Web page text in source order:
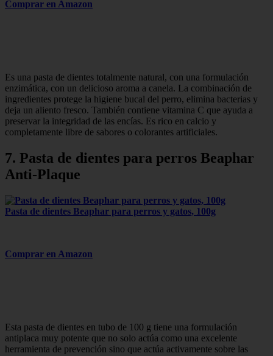
Comprar en Amazon
Es una pasta de dientes totalmente natural, con una formulación
enzimática, con un delicioso aroma a canela. La combinación de
ingredientes protege la higiene bucal del perro, elimina bacterias y
deja un aliento fresco. También contiene vitamina C que ayuda a
preservar la integridad de las encías. Es rico en calcio y
completamente libre de sabores o colorantes artificiales.
7. Pasta de dientes para perros Beaphar
Anti-Plaque
Pasta de dientes Beaphar para perros y gatos, 100g
Comprar en Amazon
Esta pasta de dientes en tubo de 100 g tiene una formulación
antiplaca muy potente que no solo actúa como una excelente
herramienta de prevención sino que actúa activamente sobre las